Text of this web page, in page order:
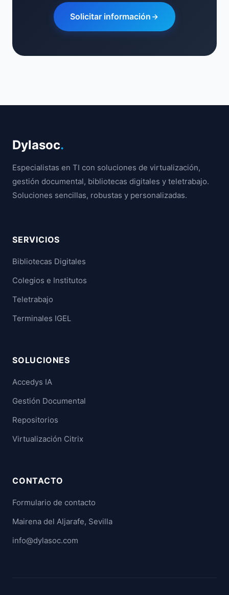
Solicitar información
Dylasoc.
Especialistas en TI con soluciones de virtualización,
gestión documental, bibliotecas digitales y teletrabajo.
Soluciones sencillas, robustas y personalizadas.
SERVICIOS
Bibliotecas Digitales
Colegios e Institutos
Teletrabajo
Terminales IGEL
SOLUCIONES
Accedys IA
Gestión Documental
Repositorios
Virtualización Citrix
CONTACTO
Formulario de contacto
Mairena del Aljarafe, Sevilla
info@dylasoc.com